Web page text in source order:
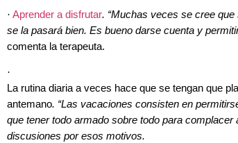
· Aprender a disfrutar. “Muchas veces se cree
se la pasará bien. Es bueno darse cuenta y
comenta la terapeuta.
·
La rutina diaria a veces hace que se tengan que
antemano. “Las vacaciones consisten en
que tener todo armado sobre todo para complacer
discusiones por esos motivos.